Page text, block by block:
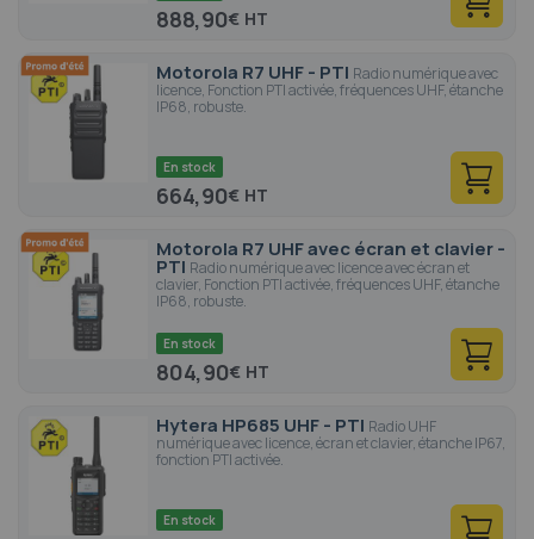
888,90€
Motorola R7 UHF - PTI Radio numérique avec
licence, Fonction PTI activée, fréquences UHF, étanche
IP68, robuste.
En stock
664,90€
Motorola R7 UHF avec écran et clavier -
PTI Radio numérique avec licence avec écran et
clavier, Fonction PTI activée, fréquences UHF, étanche
IP68, robuste.
En stock
804,90€
Hytera HP685 UHF - PTI Radio UHF
numérique avec licence, écran et clavier, étanche IP67,
fonction PTI activée.
En stock